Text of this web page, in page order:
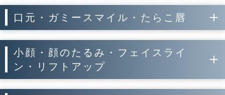
口元・ガミースマイル・たらこ唇
小顔・顔のたるみ・フェイスライ
ン・リフトアップ